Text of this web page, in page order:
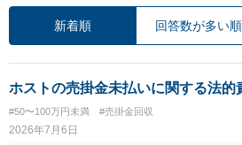
新着順 回答数が多い順
ホストの売掛金未払いに関する法的
#50〜100万円未満 #売掛金回収
2026年7月6日